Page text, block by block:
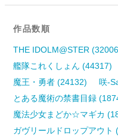
作品数順
THE IDOLM@STER
艦隊これくしょん (44317)
魔王・勇者 (24132)
咲-
とある魔術の禁書目録
魔法少女まどか☆マギカ
ガヴリールドロップアウト